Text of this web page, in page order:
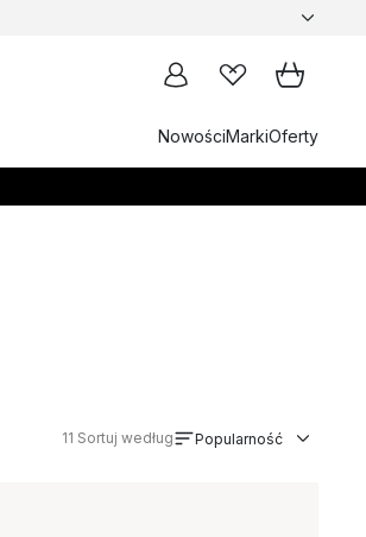
NowościMarkiOferty
11 Sortuj według Popularność